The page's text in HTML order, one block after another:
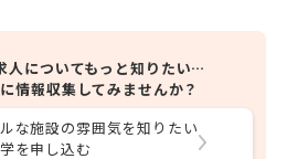
人についてもっと知りたい…
情報収集してみませんか？
な施設の雰囲気を知りたい
を申し込む